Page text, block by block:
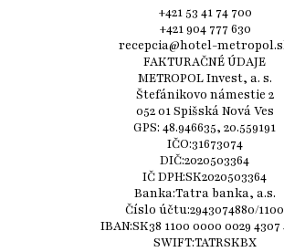
+421 53 41 74 700
+421 904 777 630
recepcia@hotel-
FAKTURAČNÉ ÚDAJE
METROPOL Invest, a. s.
Štefánikovo námestie 2
052 01 Spišská Nová Ves
GPS: 48.946635, 20.559191
IČO:31673074
DIČ:2020503364
IČ DPH:SK2020503364
Banka:Tatra banka, a.s.
Číslo účtu:2943074880/1100
IBAN:SK38 1100 0000 0029 4307
SWIFT:TATRSKBX